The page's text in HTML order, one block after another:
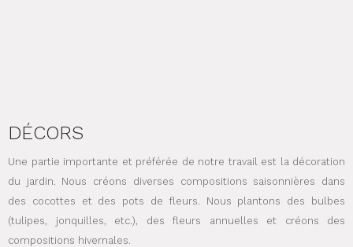
DÉCORS
Une partie importante et préférée de notre travail est la décoration
du jardin. Nous créons diverses compositions saisonnières dans
des cocottes et des pots de fleurs. Nous plantons des bulbes
(tulipes, jonquilles, etc.), des fleurs annuelles et créons des
compositions hivernales.